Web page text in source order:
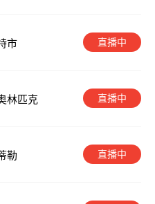
市 直播中
林匹克 直播中
勒 直播中